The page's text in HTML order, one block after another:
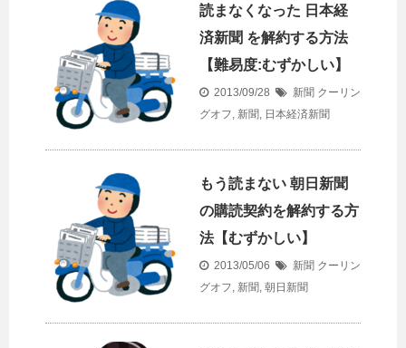
読まなくなった 日本経
済新聞 を解約する方法
【難易度:むずかしい】
2013/09/28 新聞 クーリン
グオフ, 新聞, 日本経済新聞
もう読まない 朝日新聞
の購読契約を解約する方
法【むずかしい】
2013/05/06 新聞 クーリン
グオフ, 新聞, 朝日新聞